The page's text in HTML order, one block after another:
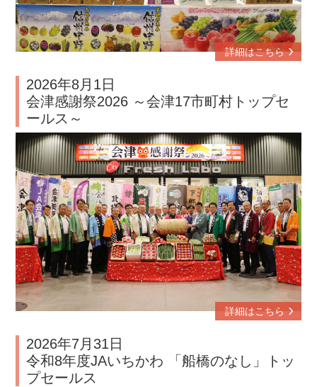
詳細はこちら
2026年8月1日
会津感謝祭2026 ～会津17市町村トップセ
ールス～
詳細はこちら
2026年7月31日
令和8年度JAいちかわ 「船橋のなし」トッ
プセールス